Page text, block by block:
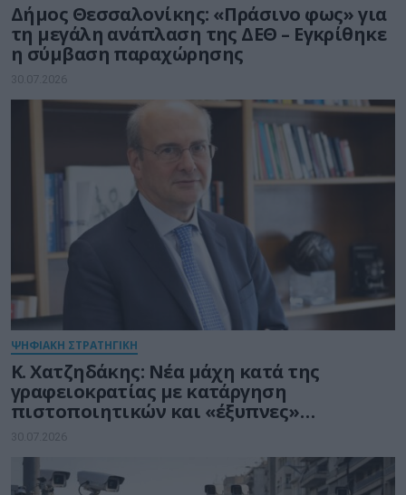
Δήμος Θεσσαλονίκης: «Πράσινο φως» για
τη μεγάλη ανάπλαση της ΔΕΘ – Εγκρίθηκε
η σύμβαση παραχώρησης
30.07.2026
ΨΗΦΙΑΚΗ ΣΤΡΑΤΗΓΙΚΗ
Κ. Χατζηδάκης: Νέα μάχη κατά της
γραφειοκρατίας με κατάργηση
πιστοποιητικών και «έξυπνες»
διασταυρώσεις του Δημοσίου
30.07.2026